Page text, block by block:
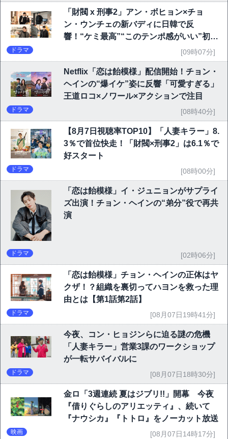
「財閥 x 刑事2」アン・ボヒョン×チョ
ン・ウンチェの新バディに日韓で反
響！“ケミ最高”“このテンポ感がいい”初回
ドラマ [09時07分]
Netflix「恋は飴模様」配信開始！チョン・
ヘインの“爆イケ”姿に反響「可愛すぎる」
王道ロコ×ノワール×アクションで注目
ドラマ [08時40分]
【8月7日視聴率TOP10】「人妻キラー」8.
3％で首位快走！「財閥×刑事2」は6.1％で
好スタート
ドラマ [08時00分]
「恋は飴模様」イ・ジュニョンがサプライ
ズ出演！チョン・ヘインの“弟分”役で再共
演
ドラマ [02時06分]
「恋は飴模様」チョン・ヘインの正体はヤ
クザ！？組織を裏切ってハヨンを救った理
由とは【第1話第2話】
ドラマ [08月07日19時41分]
今夜、コン・ヒョジンらに迫る謎の危機
「人妻キラー」営業3課のワークショップ
が一転サバイバルに
ドラマ [08月07日18時30分]
金ロ「3週連続 夏はジブリ!!」開幕 今夜
『借りぐらしのアリエッティ』、続いて
『ナウシカ』『トトロ』をノーカット放送
映画 [08月07日14時17分]